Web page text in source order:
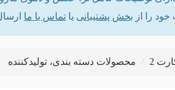
را از بخش پشتیبانی یا تماس با ما
2 محصولات دسته بندی، تولیدکننده